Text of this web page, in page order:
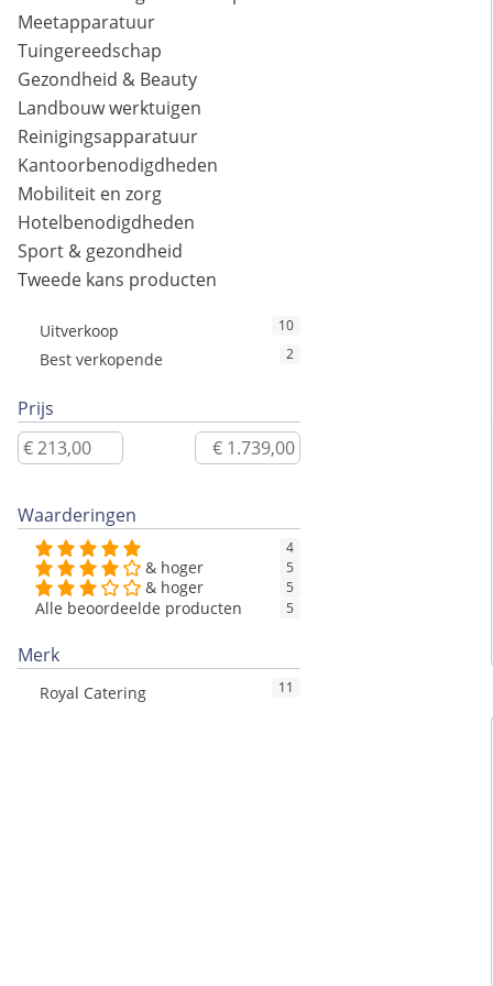
Meetapparatuur
Tuingereedschap
Gezondheid & Beauty
Landbouw werktuigen
Reinigingsapparatuur
Kantoorbenodigdheden
Mobiliteit en zorg
Hotelbenodigdheden
Sport & gezondheid
Tweede kans producten
Uitverkoop 10
Best verkopende 2
Prijs
Waarderingen
4
& hoger 5
& hoger 5
Alle beoordeelde producten 5
Merk
Royal Catering 11